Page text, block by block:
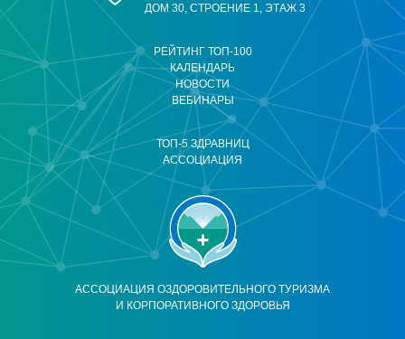
АССОЦИАЦИЯ ОЗДОРОВИТЕЛЬНОГО ТУРИЗМА
И КОРПОРАТИВНОГО ЗДОРОВЬЯ
РЕЙТИНГ ТОП-100
КАЛЕНДАРЬ
НОВОСТИ
ВЕБИНАРЫ
ТОП-5 ЗДРАВНИЦ
АССОЦИАЦИЯ
ДОМ 30, СТРОЕНИЕ 1, ЭТАЖ 3